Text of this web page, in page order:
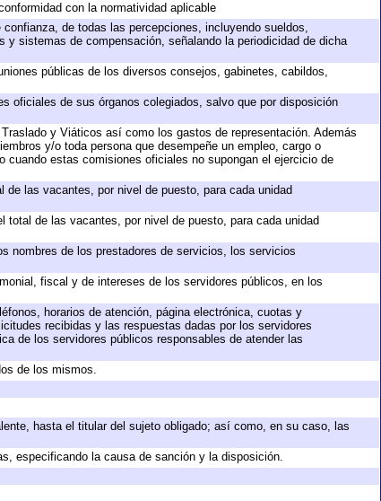
con la normatividad aplicable
de todas las percepciones, incluyendo sueldos,
sistemas de compensación, señalando la periodicidad de dicha
públicas de los diversos consejos, gabinetes, cabildos,
oficiales de sus órganos colegiados, salvo que por disposición
y Viáticos así como los gastos de representación. Además
y/o toda persona que desempeñe un empleo, cargo o
estas comisiones oficiales no supongan el ejercicio de
las vacantes, por nivel de puesto, para cada unidad
de las vacantes, por nivel de puesto, para cada unidad
nombres de los prestadores de servicios, los servicios
fiscal y de intereses de los servidores públicos, en los
horarios de atención, página electrónica, cuotas y
recibidas y las respuestas dadas por los servidores
de los servidores públicos responsables de atender las
de los mismos.
hasta el titular del sujeto obligado; así como, en su caso, las
especificando la causa de sanción y la disposición.